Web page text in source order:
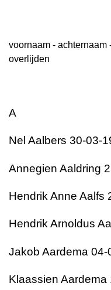
voornaam - achternaam
overlijden
A
Nel Aalbers 30-03-
Annegien Aaldring
Hendrik Anne Aalfs
Hendrik Arnoldus
Jakob Aardema
Klaassien